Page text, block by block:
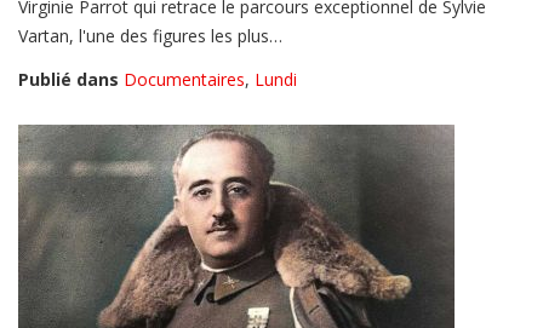
Virginie Parrot qui retrace le parcours exceptionnel de Sylvie
Vartan, l'une des figures les plus…
Publié dans Documentaires, Lundi